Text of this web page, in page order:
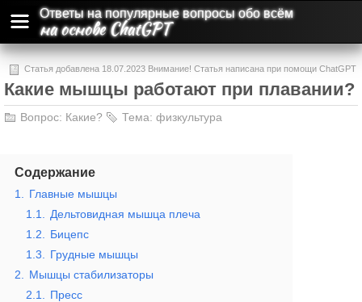
Ответы на популярные вопросы обо всём
на основе ChatGPT
Статья добавлена 18.07.2023 Внимание! Статья написана при помощи ChatGPT
и может содержать ошибки и неточности.
Какие мышцы работают при плавании?
Вопрос: Какие? Тема: физкультура
Содержание
1.
Главные мышцы
1.1.
Дельтовидная мышца плеча
1.2.
Бицепс
1.3.
Грудные мышцы
2.
Мышцы стабилизаторы
2.1.
Пресс